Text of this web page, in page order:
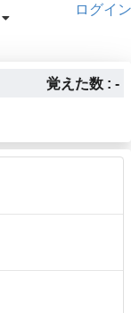
ログイン
覚えた数 : -